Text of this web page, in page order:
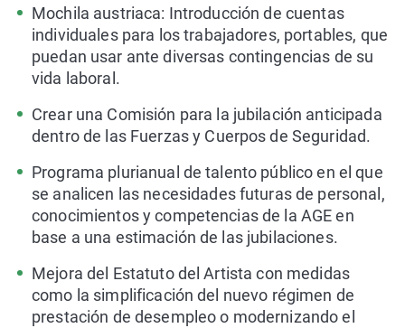
Mochila austriaca: Introducción de cuentas
individuales para los trabajadores, portables, que
puedan usar ante diversas contingencias de su
vida laboral.
Crear una Comisión para la jubilación anticipada
dentro de las Fuerzas y Cuerpos de Seguridad.
Programa plurianual de talento público en el que
se analicen las necesidades futuras de personal,
conocimientos y competencias de la AGE en
base a una estimación de las jubilaciones.
Mejora del Estatuto del Artista con medidas
como la simplificación del nuevo régimen de
prestación de desempleo o modernizando el